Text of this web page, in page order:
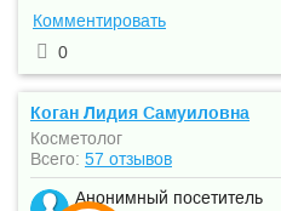
Комментировать
0
Коган Лидия Самуиловна
Косметолог
Всего: 57 отзывов
Анонимный посетитель